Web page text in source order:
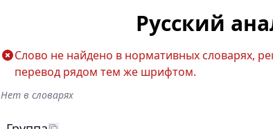
Русский
Слово не найдено в нормативных словарях,
перевод рядом тем же шрифтом.
Нет в словарях